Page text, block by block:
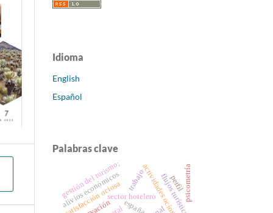
Idioma
English
Español
Palabras clave
sector hotelero
satisfacción ociosa actividades ociosas
alivios económicos flujos turísticos
españa
gestión del turismo; trabajo psicometría
perfil